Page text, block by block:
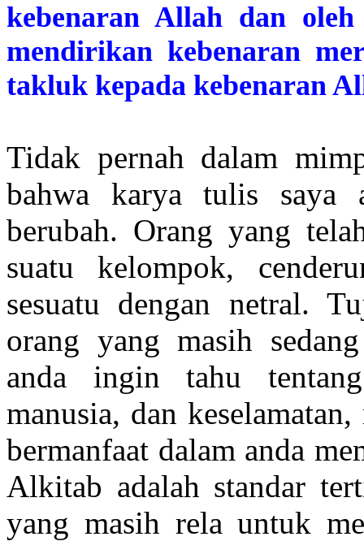
kebenaran Allah dan
mendirikan kebenaran
takluk kepada kebenaran
Tidak pernah dalam
bahwa karya tulis saya
berubah. Orang yang
suatu kelompok,
sesuatu dengan netral.
orang yang masih
anda ingin tahu
manusia, dan
bermanfaat dalam anda
Alkitab adalah standar
yang masih rela untuk